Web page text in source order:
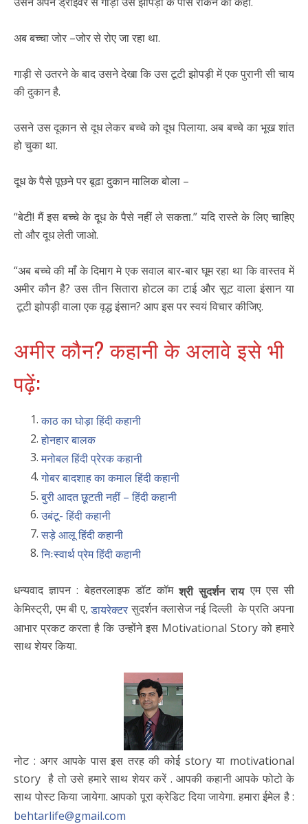
अब बच्चा जोर –जोर से रोए जा रहा था.
गाड़ी से उतरने के बाद उसने देखा कि उस टूटी झोपड़ी में एक पुरानी सी चाय
की दुकान है.
उसने उस दूकान से दूध लेकर बच्चे को दूध पिलाया. अब बच्चे का भूख शांत
हो चुका था.
दूध के पैसे पूछने पर बूढा दुकान मालिक बोला –
“बेटी! मैं इस बच्चे के दूध के पैसे नहीं ले सकता.” यदि रास्ते के लिए चाहिए
तो और दूध लेती जाओ.
“अब बच्चे की माँ के दिमाग मे एक सवाल बार-बार घूम रहा था कि वास्तव में
अमीर कौन है? उस तीन सितारा होटल का टाई और सूट वाला इंसान या
टूटी झोपड़ी वाला एक वृद्ध इंसान? आप इस पर स्वयं विचार कीजिए.
अमीर कौन? कहानी के अलावे इसे भी
पढ़ें:
काठ का घोड़ा हिंदी कहानी
होनहार बालक
मनोबल हिंदी प्रेरक कहानी
गोबर बादशाह का कमाल हिंदी कहानी
बुरी आदत छूटती नहीं – हिंदी कहानी
उबंटू- हिंदी कहानी
सड़े आलू हिंदी कहानी
निःस्वार्थ प्रेम हिंदी कहानी
धन्यवाद ज्ञापन : बेहतरलाइफ डॉट कॉमश्री सुदर्शन रायएम एस सी
केमिस्ट्री, एम बी ए,डायरेक्टरसुदर्शन क्लासेज नई दिल्ली के प्रति अपना
आभार प्रकट करता है कि उन्होंने इस Motivational Story को हमारे
साथ शेयर किया.
नोट : अगर आपके पास इस तरह की कोई story या motivational
story है तो उसे हमारे साथ शेयर करें . आपकी कहानी आपके फोटो के
साथ पोस्ट किया जायेगा. आपको पूरा क्रेडिट दिया जायेगा. हमारा ईमेल है :
behtarlife@gmail.com